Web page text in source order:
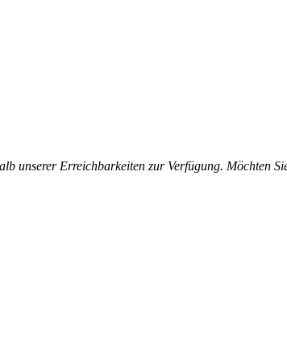
unserer Erreichbarkeiten zur Verfügung. Möchten